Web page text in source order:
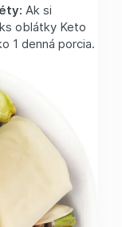
Ak si
oblátky Keto
1 denná porcia.